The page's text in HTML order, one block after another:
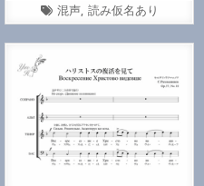
Tagged
混声, 読み仮名あり